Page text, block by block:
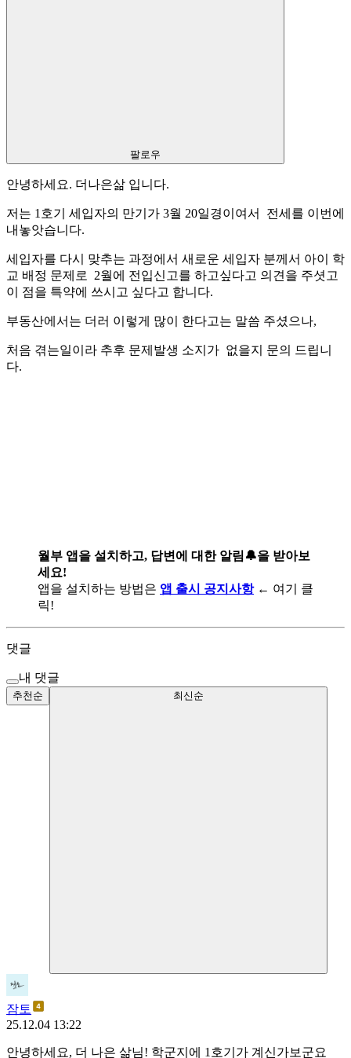
팔로우
안녕하세요. 더나은삶 입니다.
저는 1호기 세입자의 만기가 3월 20일경이여서 전세를 이번에
내놓앗습니다.
세입자를 다시 맞추는 과정에서 새로운 세입자 분께서 아이 학
교 배정 문제로 2월에 전입신고를 하고싶다고 의견을 주셧고
이 점을 특약에 쓰시고 싶다고 합니다.
부동산에서는 더러 이렇게 많이 한다고는 말씀 주셨으나,
처음 겪는일이라 추후 문제발생 소지가 없을지 문의 드립니
다.
월부 앱을 설치하고, 답변에 대한 알림🔔을 받아보
세요!
앱을 설치하는 방법은 앱 출시 공지사항← 여기 클
릭!
댓글
내 댓글
추천순 최신순
잠토
25.12.04 13:22
안녕하세요, 더 나은 삶님! 학군지에 1호기가 계신가보군요